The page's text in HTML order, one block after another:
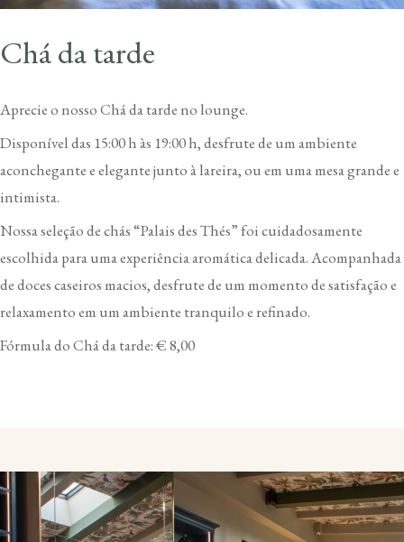
Chá da tarde
Aprecie o nosso Chá da tarde no lounge.
Disponível das 15:00 h às 19:00 h, desfrute de um ambiente
aconchegante e elegante junto à lareira, ou em uma mesa grande e
intimista.
Nossa seleção de chás “Palais des Thés” foi cuidadosamente
escolhida para uma experiência aromática delicada. Acompanhada
de doces caseiros macios, desfrute de um momento de satisfação e
relaxamento em um ambiente tranquilo e refinado.
Fórmula do Chá da tarde: € 8,00